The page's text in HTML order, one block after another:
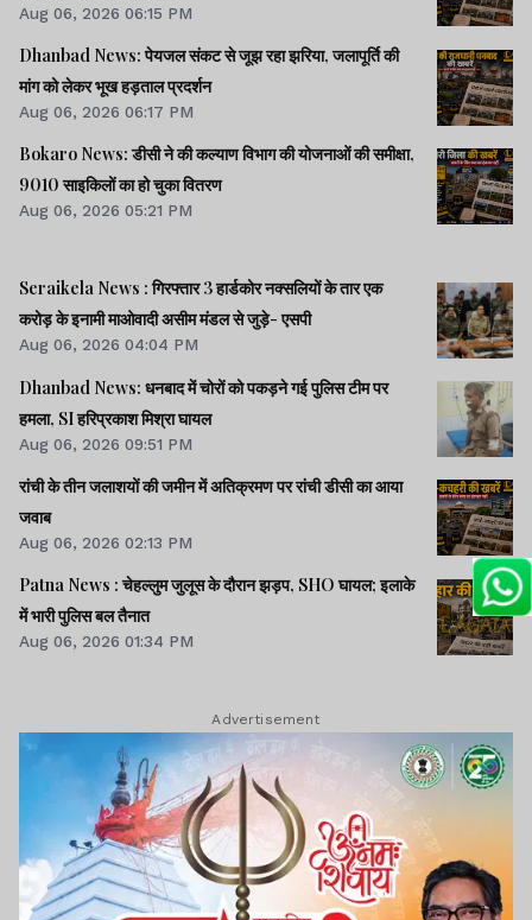
Aug 06, 2026 06:15 PM
Dhanbad News: पेयजल संकट से जूझ रहा झरिया, जलापूर्ति की
मांग को लेकर भूख हड़ताल प्रदर्शन
Aug 06, 2026 06:17 PM
Bokaro News: डीसी ने की कल्याण विभाग की योजनाओं की समीक्षा,
9010 साइकिलों का हो चुका वितरण
Aug 06, 2026 05:21 PM
Seraikela News : गिरफ्तार 3 हार्डकोर नक्सलियों के तार एक
करोड़ के इनामी माओवादी असीम मंडल से जुड़े- एसपी
Aug 06, 2026 04:04 PM
Dhanbad News: धनबाद में चोरों को पकड़ने गई पुलिस टीम पर
हमला, SI हरिप्रकाश मिश्रा घायल
Aug 06, 2026 09:51 PM
रांची के तीन जलाशयों की जमीन में अतिक्रमण पर रांची डीसी का आया
जवाब
Aug 06, 2026 02:13 PM
Patna News : चेहल्लुम जुलूस के दौरान झड़प, SHO घायल; इलाके
में भारी पुलिस बल तैनात
Aug 06, 2026 01:34 PM
Advertisement